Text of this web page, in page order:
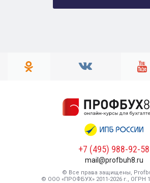
+7 (495) 988-92-58
mail@profbuh8.ru
© Все права защищены,
© ООО «ПРОФБУХ» 2011-2026 г., ОГРН